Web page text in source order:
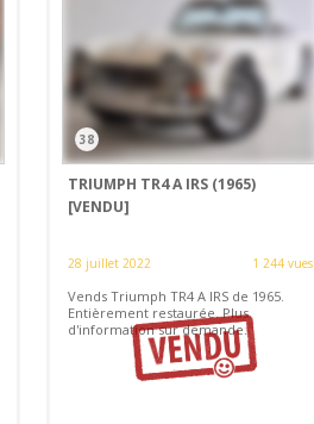
38
TRIUMPH TR4 A IRS (1965)
[VENDU]
28 juillet 2022 1 244 vues
Vends Triumph TR4 A IRS de 1965.
Entièrement restaurée. Plus
d'information sur demande.